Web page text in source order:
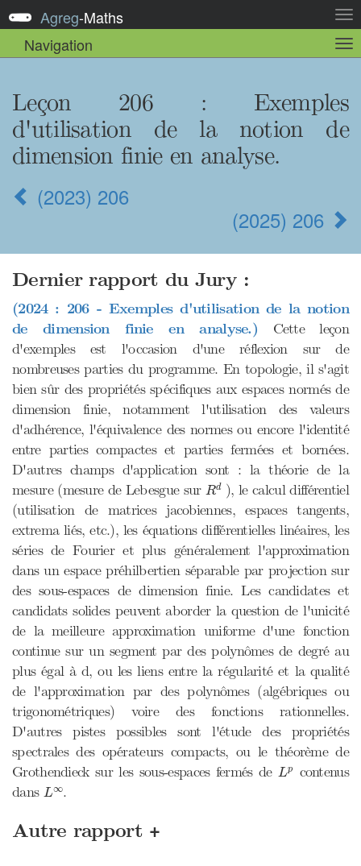
la
Agreg-Maths
Navigation
la
Leçon 206 : Exemples
d'utilisation de la notion de
dimension finie en analyse.
(2023) 206
(2025) 206
Dernier rapport du Jury :
(2024 : 206 - Exemples d'utilisation de la notion
de dimension finie en analyse.) Cette leçon
d'exemples est l'occasion d'une réflexion sur de
nombreuses parties du programme. En topologie, il s'agit
bien sûr des propriétés spécifiques aux espaces normés de
dimension finie, notamment l'utilisation des valeurs
d'adhérence, l'équivalence des normes ou encore l'identité
entre parties compactes et parties fermées et bornées.
D'autres champs d'application sont : la théorie de la
mesure (mesure de Lebesgue sur Rd
Rd ), le calcul différentiel
(utilisation de matrices jacobiennes, espaces tangents,
extrema liés, etc.), les équations différentielles linéaires, les
séries de Fourier et plus généralement l'approximation
dans un espace préhilbertien séparable par projection sur
des sous-espaces de dimension finie. Les candidates et
candidats solides peuvent aborder la question de l'unicité
de la meilleure approximation uniforme d'une fonction
continue sur un segment par des polynômes de degré au
plus égal à d, ou les liens entre la régularité et la qualité
de l'approximation par des polynômes (algébriques ou
trigonométriques) voire des fonctions rationnelles.
D'autres pistes possibles sont l'étude des propriétés
spectrales des opérateurs compacts, ou le théorème de
Grothendieck sur les sous-espaces fermés deLp
Lp contenus
dans L∞
L∞.
Autre rapport +